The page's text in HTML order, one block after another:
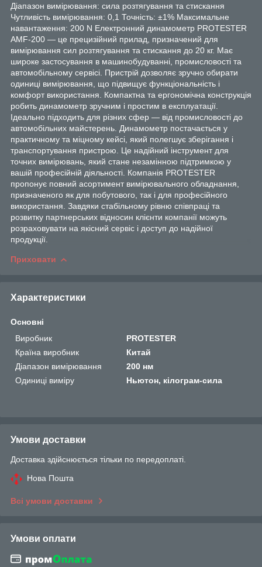
Діапазон вимірювання: сила розтягування та стискання
Чутливість вимірювання: 0,1 Точність: ±1% Максимальне
навантаження: 200 N Електронний динамометр PROTESTER
AMF-200 — це прецизійний прилад, призначений для
вимірювання сил розтягування та стискання до 20 кг. Має
широке застосування в машинобудуванні, промисловості та
автомобільному сервісі. Пристрій дозволяє зручно обирати
одиниці вимірювання, що підвищує функціональність і
комфорт використання. Компактна та ергономічна конструкція
робить динамометр зручним і простим в експлуатації.
Ідеально підходить для різних сфер — від промисловості до
автомобільних майстерень. Динамометр постачається у
практичному та міцному кейсі, який полегшує зберігання і
транспортування пристрою. Це надійний інструмент для
точних вимірювань, який стане незамінною підтримкою у
вашій професійній діяльності. Компанія PROTESTER
пропонує повний асортимент вимірювального обладнання,
призначеного як для побутового, так і для професійного
використання. Завдяки стабільному рівню співпраці та
розвитку партнерських відносин клієнти компанії можуть
розраховувати на якісний сервіс і доступ до надійної
продукції.
Приховати
Характеристики
Основні
Виробник
PROTESTER
Країна виробник
Китай
Діапазон вимірювання
200 нм
Одиниці виміру
Ньютон, кілограм-сила
Умови доставки
Доставка здійснюється тільки по передоплаті.
Нова Пошта
Всі умови доставки
Умови оплати